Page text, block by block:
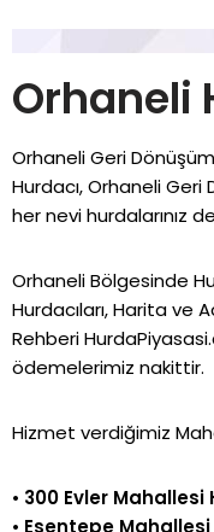
Orhaneli
Orhaneli Geri
Hurdacı, Orhaneli Geri
her nevi hurdalarınız
Orhaneli Bölgesinde
Hurdacıları, Harita ve
Rehberi
ödemelerimiz nakittir.
Hizmet verdiğimiz
• 300 Evler Mahallesi
• Esentepe Mahallesi